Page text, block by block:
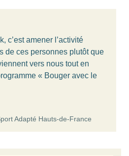
c’est amener l’activité
de ces personnes plutôt que
vers nous tout en
« Bouger avec le
Adapté Hauts-de-France